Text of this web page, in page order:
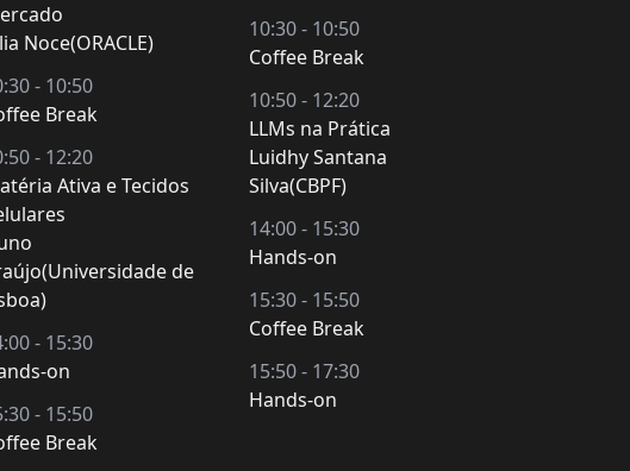
Noce(ORACLE)
- 10:50
Break
- 12:20
Ativa e Tecidos
de
- 15:30
on
- 15:50
Break
10:30 - 10:50
Coffee Break
10:50 - 12:20
LLMs na Prática
Luidhy Santana
Silva(CBPF)
14:00 - 15:30
Hands-on
15:30 - 15:50
Coffee Break
15:50 - 17:30
Hands-on